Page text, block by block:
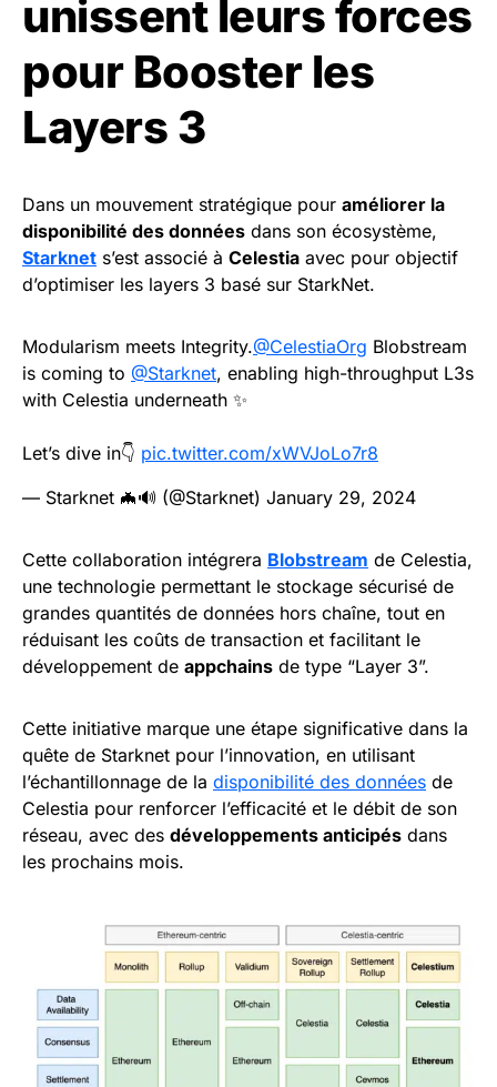
unissent leurs forces
pour Booster les
Layers 3
Dans un mouvement stratégique pour améliorer la
disponibilité des données dans son écosystème,
Starknet s’est associé à Celestia avec pour objectif
d’optimiser les layers 3 basé sur StarkNet.
Modularism meets Integrity.@CelestiaOrg Blobstream
is coming to @Starknet, enabling high-throughput L3s
with Celestia underneath ✨
Let’s dive in👇 pic.twitter.com/xWVJoLo7r8
— Starknet 🦇🔊 (@Starknet) January 29, 2024
Cette collaboration intégrera Blobstream de Celestia,
une technologie permettant le stockage sécurisé de
grandes quantités de données hors chaîne, tout en
réduisant les coûts de transaction et facilitant le
développement de appchains de type “Layer 3”.
Cette initiative marque une étape significative dans la
quête de Starknet pour l’innovation, en utilisant
l’échantillonnage de la disponibilité des données de
Celestia pour renforcer l’efficacité et le débit de son
réseau, avec des développements anticipés dans
les prochains mois.